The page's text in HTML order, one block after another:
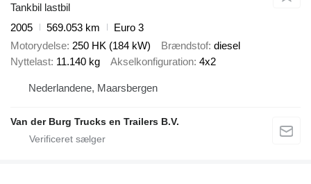
Tankbil lastbil
2005
569.053 km
Euro 3
Motorydelse 250 HK (184 kW) Brændstof diesel
Nyttelast 11.140 kg Akselkonfiguration 4x2
Nederlandene, Maarsbergen
Van der Burg Trucks en Trailers B.V.